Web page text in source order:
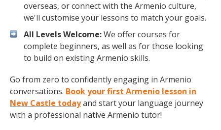
overseas, or connect with the Armenio culture,
we'll customise your lessons to match your goals.
All Levels Welcome:We offer courses for
complete beginners, as well as for those looking
to build on existing Armenio skills.
Go from zero to confidently engaging in Armenio
conversations. Book your first Armenio lesson in
New Castle todayand start your language journey
with a professional native Armenio tutor!